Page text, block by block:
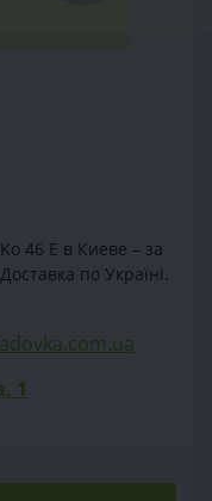
46 E в Киеве – за
по Україні.
1